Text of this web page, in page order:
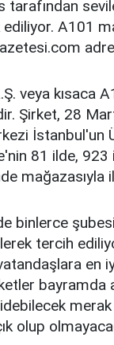
tarafından
ediliyor. A101
veya kısaca
Şirket, 28
İstanbul'un
81 ilde,
binlerce
tercih
en
bayramda
merak
olup